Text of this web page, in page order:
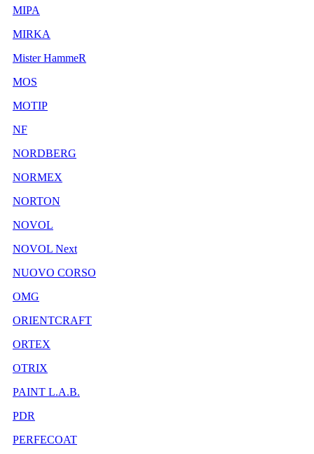
MIPA
MIRKA
Mister HammeR
MOS
MOTIP
NF
NORDBERG
NORMEX
NORTON
NOVOL
NOVOL Next
NUOVO CORSO
OMG
ORIENTCRAFT
ORTEX
OTRIX
PAINT L.A.B.
PDR
PERFECOAT